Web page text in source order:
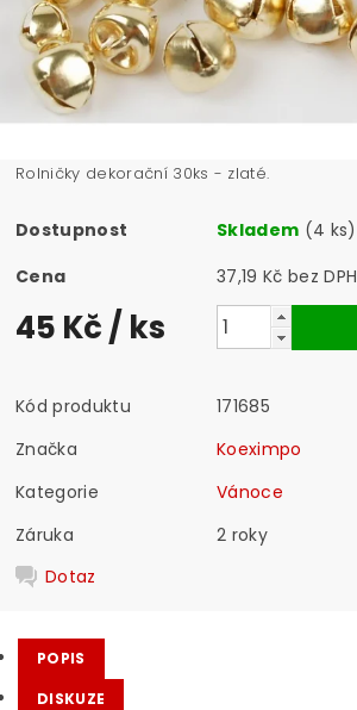
Rolničky dekorační 30ks - zlaté.
Dostupnost Skladem (4 ks)
Cena
37,19 Kč bez DPH
45 Kč/ ks
Kód produktu
171685
Značka
Koeximpo
Kategorie
Vánoce
Záruka
2 roky
Dotaz
POPIS
DISKUZE